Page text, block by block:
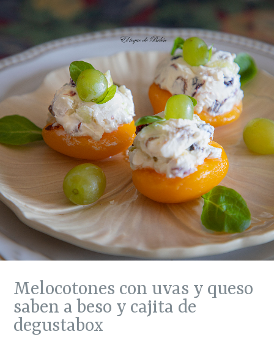
melocotones con uvas y queso
saben a beso y cajita de
degustabox